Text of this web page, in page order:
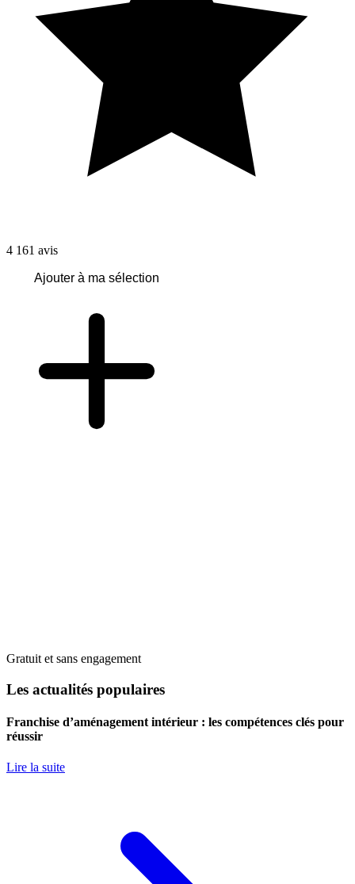
4 161 avis
Ajouter à ma sélection
Gratuit et sans engagement
Les actualités populaires
Franchise d’aménagement intérieur : les compétences clés pour
réussir
Lire la suite